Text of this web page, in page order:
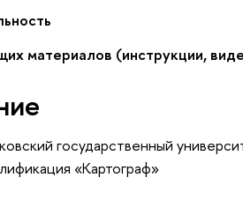
материалов (инструкции,
государственный
«Картограф»